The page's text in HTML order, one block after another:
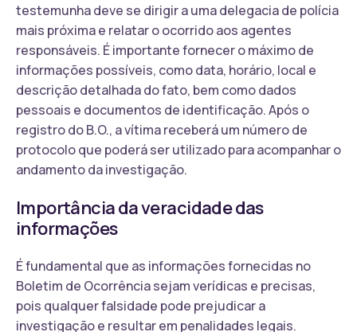
testemunha deve se dirigir a uma delegacia de polícia
mais próxima e relatar o ocorrido aos agentes
responsáveis. É importante fornecer o máximo de
informações possíveis, como data, horário, local e
descrição detalhada do fato, bem como dados
pessoais e documentos de identificação. Após o
registro do B.O., a vítima receberá um número de
protocolo que poderá ser utilizado para acompanhar o
andamento da investigação.
Importância da veracidade das
informações
É fundamental que as informações fornecidas no
Boletim de Ocorrência sejam verídicas e precisas,
pois qualquer falsidade pode prejudicar a
investigação e resultar em penalidades legais.